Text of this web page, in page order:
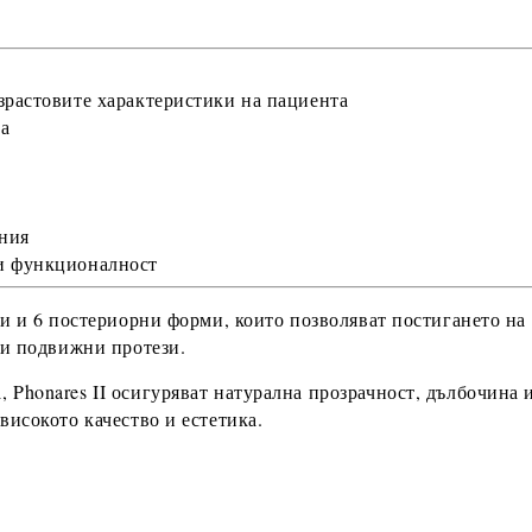
характеристики на пациента
функционалност
и 6 постериорни форми, които позволяват постигането
подвижни протези.
Phonares II осигуряват натурална прозрачност,
качество и естетика.